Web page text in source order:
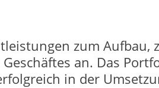
zum
an. Das
in der